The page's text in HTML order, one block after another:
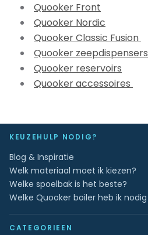
Quooker Front
Quooker Nordic
Quooker Classic Fusion
Quooker zeepdispensers
Quooker reservoirs
Quooker accessoires
KEUZEHULP NODIG?
Blog & Inspiratie
Welk materiaal moet ik kiezen?
Welke spoelbak is het beste?
Welke Quooker boiler heb ik nodig
CATEGORIEEN